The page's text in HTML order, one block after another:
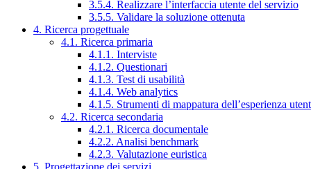
3.5.4. Realizzare l’interfaccia utente del servizio
3.5.5. Validare la soluzione ottenuta
4. Ricerca progettuale
4.1. Ricerca primaria
4.1.1. Interviste
4.1.2. Questionari
4.1.3. Test di usabilità
4.1.4. Web analytics
4.1.5. Strumenti di mappatura dell’esperienza
4.2. Ricerca secondaria
4.2.1. Ricerca documentale
4.2.2. Analisi benchmark
4.2.3. Valutazione euristica
5. Progettazione dei servizi